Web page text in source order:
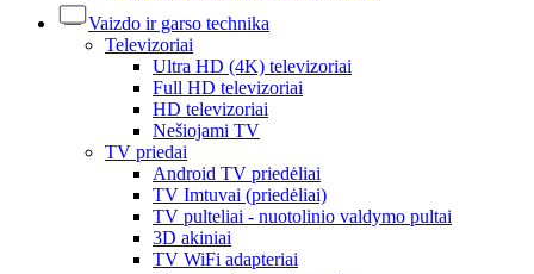
Vaizdo ir garso technika
Televizoriai
Ultra HD (4K) televizoriai
Full HD televizoriai
HD televizoriai
Nešiojami TV
TV priedai
Android TV priedėliai
TV Imtuvai (priedėliai)
TV pulteliai - nuotolinio valdymo pultai
3D akiniai
TV WiFi adapteriai